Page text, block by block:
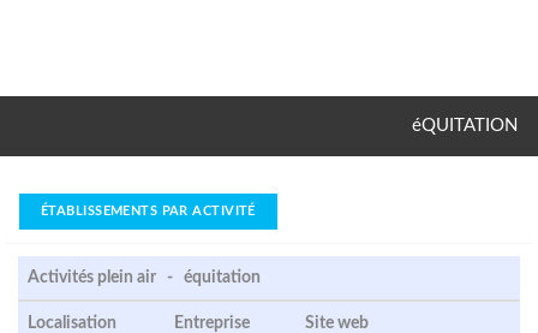
éQUITATION
ÉTABLISSEMENTS PAR ACTIVITÉ
Activités plein air - équitation
Localisation Entreprise Site web